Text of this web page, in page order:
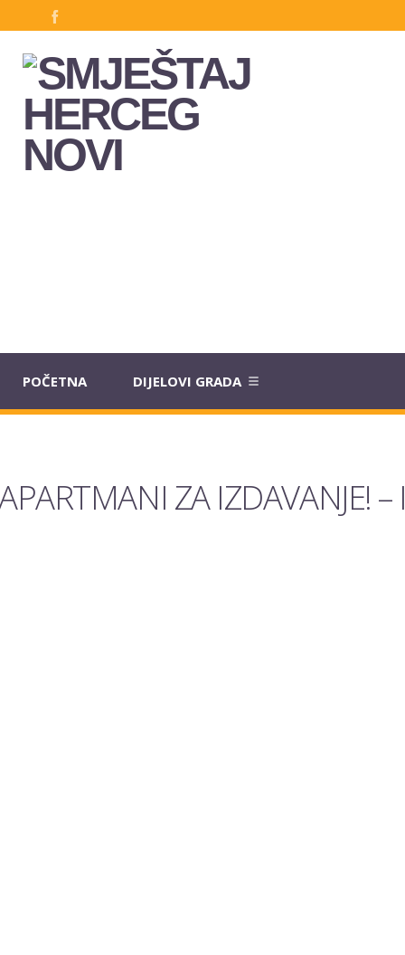
POČETNA DIJELOVI GRADA
ZA IZDAVANJE!